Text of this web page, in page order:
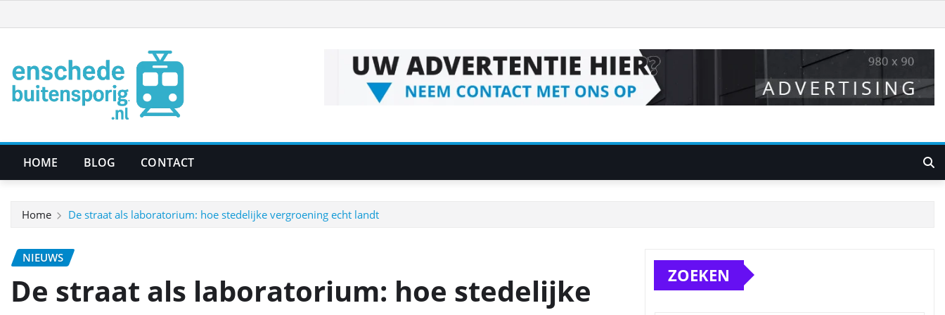
naar
inhoud
HOME BLOG CONTACT
Home De straat als laboratorium: hoe stedelijke vergroening echt landt
NIEUWS
De straat als laboratorium: hoe stedelijke
ZOEKEN